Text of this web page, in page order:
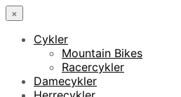
×
Cykler
Mountain Bikes
Racercykler
Damecykler